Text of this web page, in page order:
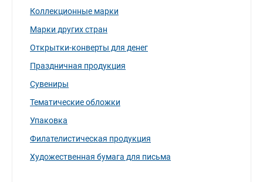
Коллекционные марки
Марки других стран
Открытки-конверты для денег
Праздничная продукция
Сувениры
Тематические обложки
Упаковка
Филателистическая продукция
Художественная бумага для письма